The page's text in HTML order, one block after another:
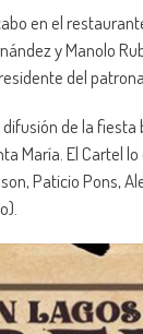
en el
y Manolo
del
de la
María. El Cartel
Paticio Pons,